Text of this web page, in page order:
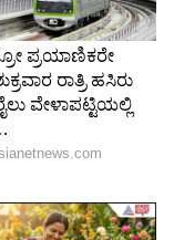
ವ್ಯಾಪಾರ,
ಉತ್ತಮ
ಅವರು